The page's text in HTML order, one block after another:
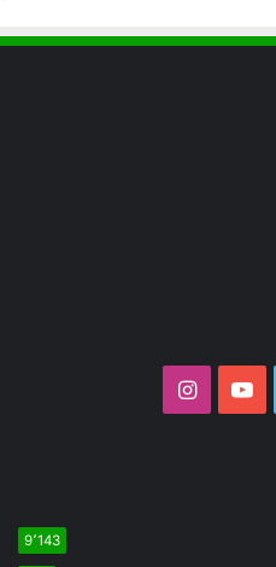
تويتر يوتيوب
9٬143